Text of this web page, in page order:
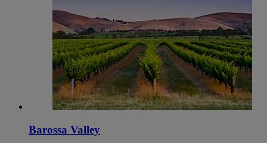
Barossa Valley